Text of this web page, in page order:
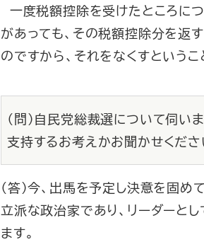
一度税額控除を受けたところに
があっても、その税額控除分を返
のですから、それをなくすという
（問）自民党総裁選について伺い
支持するお考えかお聞かせくださ
（答）今、出馬を予定し決意を固
立派な政治家であり、リーダーと
ます。